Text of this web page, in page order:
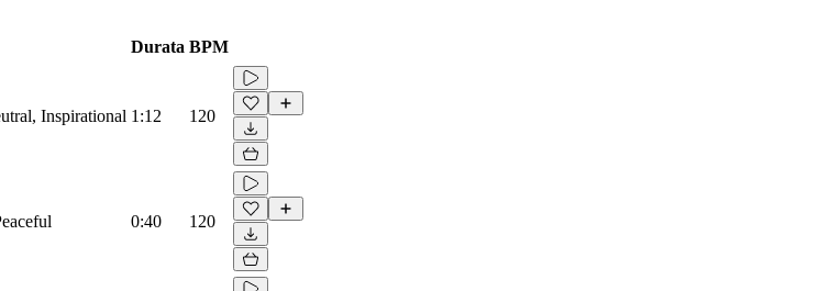
Durata BPM
Inspirational 1:12 120
0:40 120